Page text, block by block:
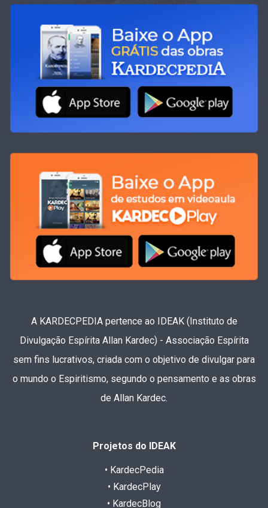
A KARDECPEDIA pertence ao IDEAK (Instituto de
Divulgação Espírita Allan Kardec) - Associação Espírita
sem fins lucrativos, criada com o objetivo de divulgar para
o mundo o Espiritismo, segundo o pensamento e as obras
de Allan Kardec.
Projetos do IDEAK
• KardecPedia
• KardecPlay
• KardecBlog